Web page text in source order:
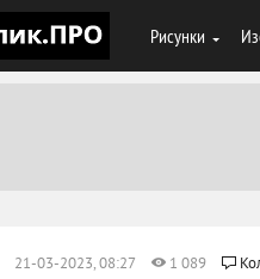
Рисунки
21-03-2023, 08:27 1 089